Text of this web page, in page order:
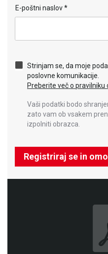
E-poštni naslov*
Strinjam se, da moje
poslovne komunikacije.
Preberite več o pravilniku
Vaši podatki bodo
zato vam ob vsakem
izpolniti obrazca.
Registriraj se in